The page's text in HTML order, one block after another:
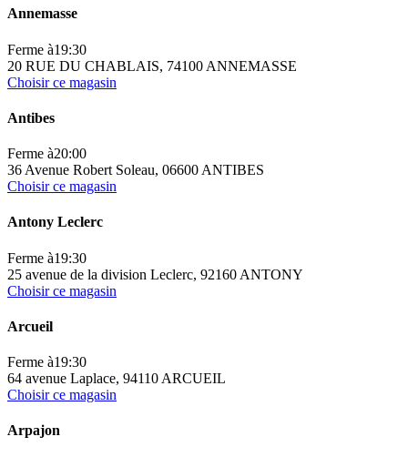
Annemasse
Ferme à19:30
20 RUE DU CHABLAIS, 74100 ANNEMASSE
Choisir ce magasin
Antibes
Ferme à20:00
36 Avenue Robert Soleau, 06600 ANTIBES
Choisir ce magasin
Antony Leclerc
Ferme à19:30
25 avenue de la division Leclerc, 92160 ANTONY
Choisir ce magasin
Arcueil
Ferme à19:30
64 avenue Laplace, 94110 ARCUEIL
Choisir ce magasin
Arpajon